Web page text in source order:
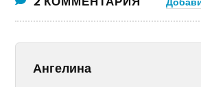
Ангелина